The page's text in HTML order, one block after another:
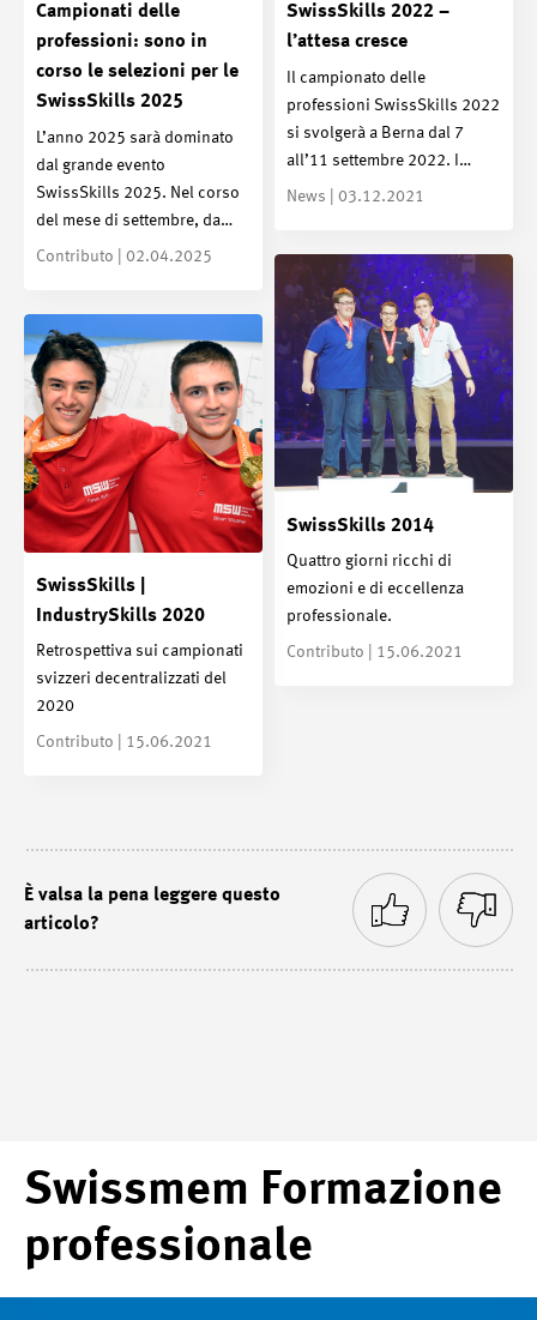
Campionati delle
professioni: sono in
corso le selezioni per le
SwissSkills 2025
L’anno 2025 sarà dominato
dal grande evento
SwissSkills 2025. Nel corso
del mese di settembre, da…
Contributo | 02.04.2025
SwissSkills 2022 –
l’attesa cresce
Il campionato delle
professioni SwissSkills 2022
si svolgerà a Berna dal 7
all’11 settembre 2022. I…
News | 03.12.2021
SwissSkills 2014
Quattro giorni ricchi di
emozioni e di eccellenza
professionale.
Contributo | 15.06.2021
SwissSkills |
IndustrySkills 2020
Retrospettiva sui campionati
svizzeri decentralizzati del
2020
Contributo | 15.06.2021
È valsa la pena leggere questo
articolo?
Swissmem Formazione
professionale